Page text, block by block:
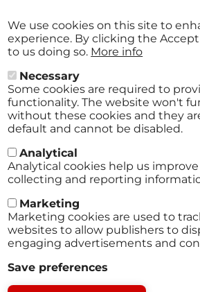
29
2026
All events
Footer
We use cookies on this site to
experience. By clicking the
to us doing so. More info
Necessary
Some cookies are required to
functionality. The website won't
without these cookies and they
default and cannot be disabled.
Analytical
Analytical cookies help us
collecting and reporting
Marketing
Marketing cookies are used to
websites to allow publishers to
engaging advertisements and
Save preferences